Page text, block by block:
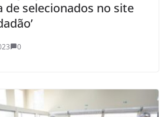
de selecionados no site
0